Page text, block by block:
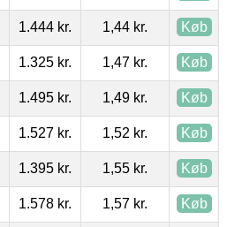
1.444 kr. 1,44 kr. Køb
1.325 kr. 1,47 kr. Køb
1.495 kr. 1,49 kr. Køb
1.527 kr. 1,52 kr. Køb
1.395 kr. 1,55 kr. Køb
1.578 kr. 1,57 kr. Køb